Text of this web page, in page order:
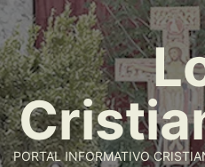
Saltar
al
contenido
PORTAL INFORMATIVO